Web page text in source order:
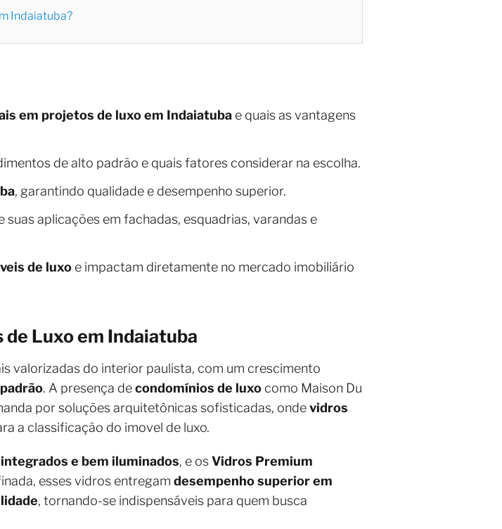
Indaiatuba?
em projetos de luxo em Indaiatuba e quais as vantagens
de alto padrão e quais fatores considerar na escolha.
, garantindo qualidade e desempenho superior.
suas aplicações em fachadas, esquadrias, varandas e
de luxo e impactam diretamente no mercado imobiliário
Luxo em Indaiatuba
valorizadas do interior paulista, com um crescimento
. A presença decondomínios de luxo como Maison Du
por soluções arquitetônicas sofisticadas, ondevidros
a classificação do imovel de luxo.
e bem iluminados, e osVidros Premium
esses vidros entregam desempenho superior em
, tornando-se indispensáveis para quem busca